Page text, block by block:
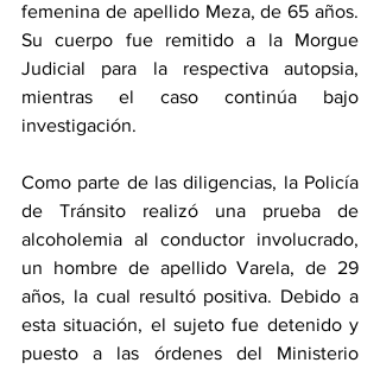
femenina de apellido Meza, de 65 años.
Su cuerpo fue remitido a la Morgue
Judicial para la respectiva autopsia,
mientras el caso continúa bajo
investigación.
Como parte de las diligencias, la Policía
de Tránsito realizó una prueba de
alcoholemia al conductor involucrado,
un hombre de apellido Varela, de 29
años, la cual resultó positiva. Debido a
esta situación, el sujeto fue detenido y
puesto a las órdenes del Ministerio